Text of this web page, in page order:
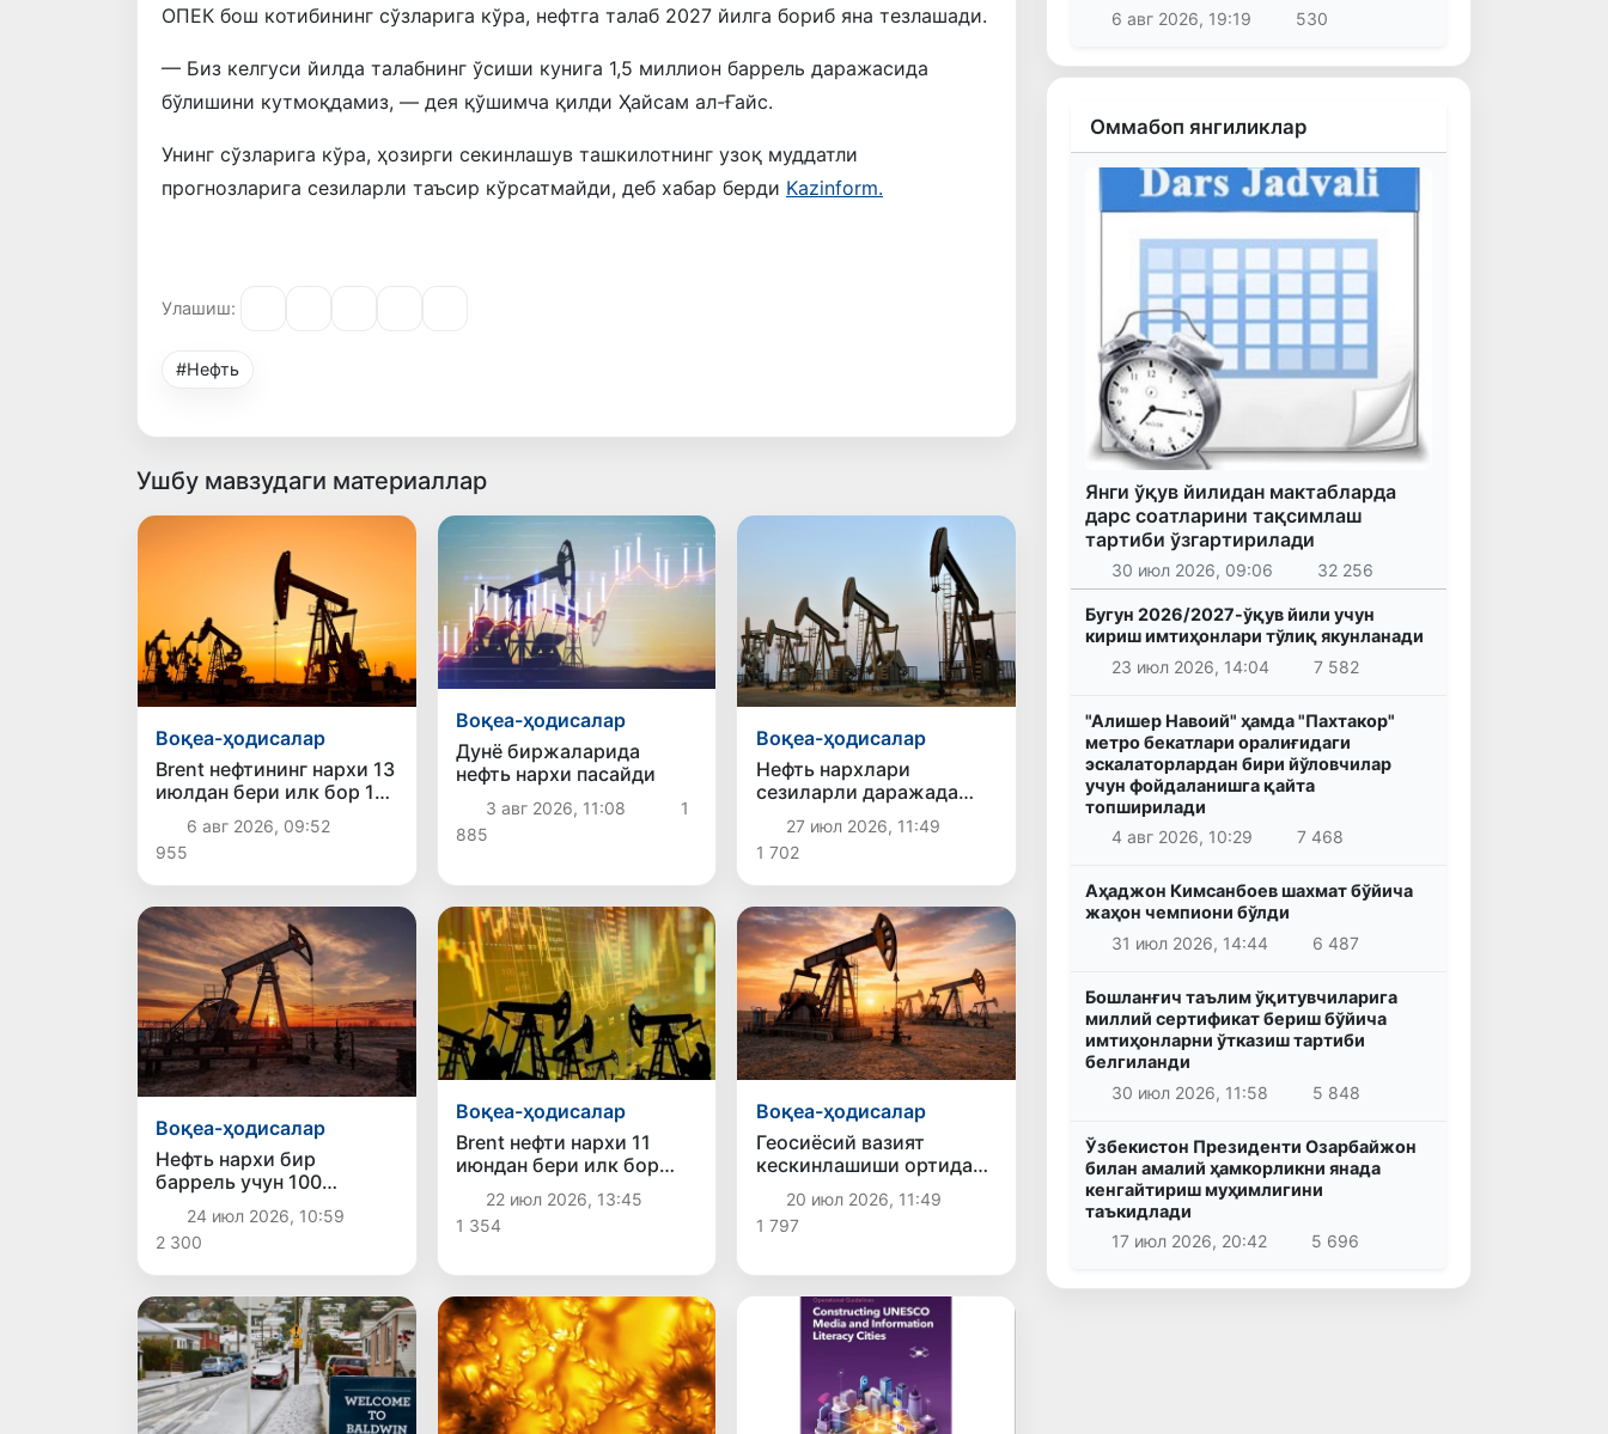
ОПEК бош котибининг сўзларига кўра, нефтга талаб 2027 йилга бориб яна тезлашади.
— Биз келгуси йилда талабнинг ўсиши кунига 1,5 миллион баррель даражасида
бўлишини кутмоқдамиз, — дея қўшимча қилди Ҳайсам ал-Ғайс.
Унинг сўзларига кўра, ҳозирги секинлашув ташкилотнинг узоқ муддатли
прогнозларига сезиларли таъсир кўрсатмайди, деб хабар берди Kazinform.
Улашиш:
#Нефть
Ушбу мавзудаги материаллар
Воқеа-ҳодисалар
Brent нефтининг нархи 13
июлдан бери илк бор 1
баррель учун 79
доллардан пастлади
6 авг 2026, 09:52
955
Воқеа-ҳодисалар
Дунё биржаларида
нефть нархи пасайди
3 авг 2026, 11:08
1
885
Воқеа-ҳодисалар
Нефть нархлари
сезиларли даражада
пасайди
27 июл 2026, 11:49
1 702
Воқеа-ҳодисалар
Нефть нархи бир
баррель учун 100
доллардан ошди
24 июл 2026, 10:59
2 300
Воқеа-ҳодисалар
Brent нефти нархи 11
июндан бери илк бор
баррели учун 92
доллардан ошди
22 июл 2026, 13:45
1 354
Воқеа-ҳодисалар
Геосиёсий вазият
кескинлашиши ортидан
жаҳон бозорида нефть
нархи қимматлашди
20 июл 2026, 11:49
1 797
6 авг 2026, 19:19
530
Оммабоп янгиликлар
Янги ўқув йилидан мактабларда
дарс соатларини тақсимлаш
тартиби ўзгартирилади
30 июл 2026, 09:06 32 256
Бугун 2026/2027-ўқув йили учун
кириш имтиҳонлари тўлиқ якунланади
23 июл 2026, 14:04
7 582
"Алишер Навоий" ҳамда "Пахтакор"
метро бекатлари оралиғидаги
эскалаторлардан бири йўловчилар
учун фойдаланишга қайта
топширилади
4 авг 2026, 10:29
7 468
Аҳаджон Кимсанбоев шахмат бўйича
жаҳон чемпиони бўлди
31 июл 2026, 14:44
6 487
Бошланғич таълим ўқитувчиларига
миллий сертификат бериш бўйича
имтиҳонларни ўтказиш тартиби
белгиланди
30 июл 2026, 11:58
5 848
Ўзбекистон Президенти Озарбайжон
билан амалий ҳамкорликни янада
кенгайтириш муҳимлигини
таъкидлади
17 июл 2026, 20:42
5 696